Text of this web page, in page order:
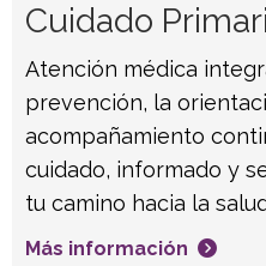
Cuidado
Atención médica
prevención, la
acompañamiento
cuidado, informado y
tu camino hacia la
Más información